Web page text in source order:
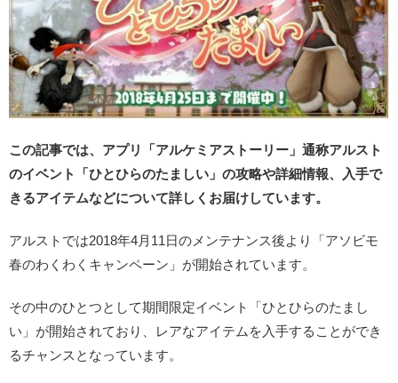
この記事では、アプリ「アルケミアストーリー」通称アルスト
のイベント「ひとひらのたましい」の攻略や詳細情報、入手で
きるアイテムなどについて詳しくお届けしています。
アルストでは2018年4月11日のメンテナンス後より「アソビモ
春のわくわくキャンペーン」が開始されています。
その中のひとつとして期間限定イベント「ひとひらのたまし
い」が開始されており、レアなアイテムを入手することができ
るチャンスとなっています。